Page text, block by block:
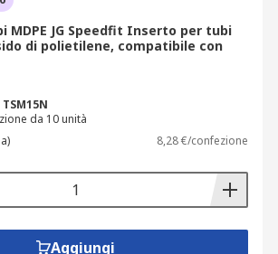
MDPE JG Speedfit Inserto per tubi
di polietilene, compatibile con
TSM15N
da 10 unità
8,28 €/confezione
Aggiungi